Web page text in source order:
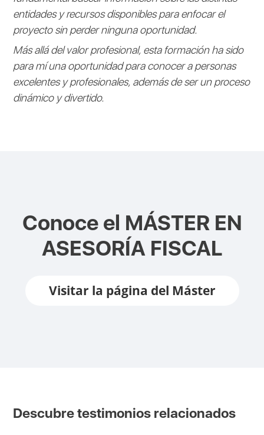
entidades y recursos disponibles para enfocar el
proyecto sin perder ninguna oportunidad.
Más allá del valor profesional, esta formación ha sido
para mí una oportunidad para conocer a personas
excelentes y profesionales, además de ser un proceso
dinámico y divertido.
Conoce el MÁSTER EN
ASESORÍA FISCAL
Visitar la página del Máster
Descubre testimonios relacionados